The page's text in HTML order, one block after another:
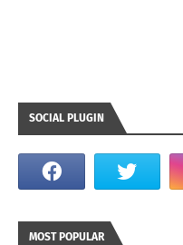
SOCIAL PLUGIN
MOST POPULAR